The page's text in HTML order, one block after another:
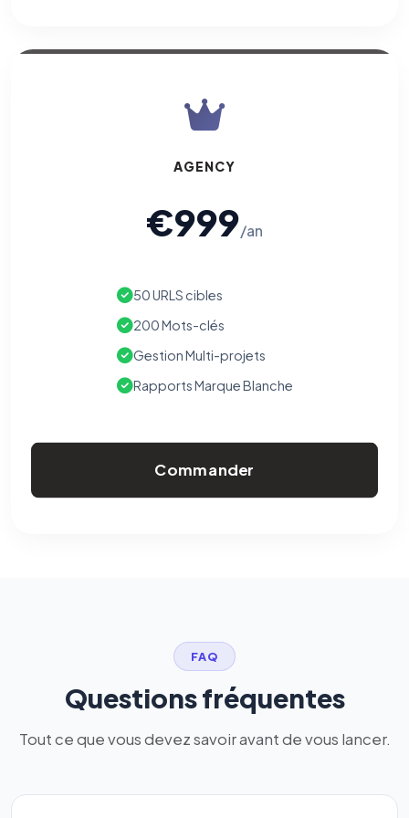
AGENCY
€999/an
50 URLS cibles
200 Mots-clés
Gestion Multi-projets
Rapports Marque Blanche
Commander
FAQ
Questions fréquentes
Tout ce que vous devez savoir avant de vous lancer.